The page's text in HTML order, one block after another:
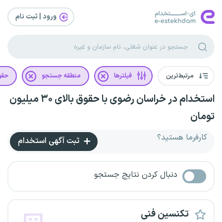
ورود | ثبت‌ نام
مرتبط‌ترین فیلترها منطقه جستجو
استخدام در خراسان رضوی با حقوق بالای ۳۰ میلیون
تومان
کارفرما هستید؟ ثبت آگهی استخدام
دنبال کردن نتایج جستجو
تکنسین فنی